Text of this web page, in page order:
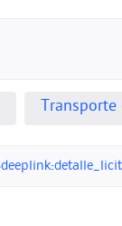
Transporte